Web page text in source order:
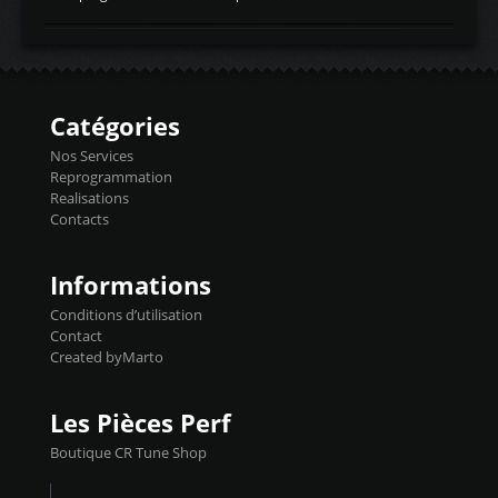
d'admissiontemp ex. pour atmo -30- 80°C
temperaturetemperature ldr moteurtemp
Injecteurs + Flashpro 1370€ TTC Le
précise et performante. Vous pourrez
basculer de la carto sans plomb à Ethanol à
l'aide du flashpro OPTION ECONOMIQUES
Reprog SP 98 sur le calculateur d'origine
450€ TTC Un gain d'environ 10cv et 15nm
Catégories
Nos Services
Reprogrammation
Realisations
Contacts
Informations
Conditions d’utilisation
Contact
Created byMarto
Les Pièces Perf
Boutique CR Tune Shop